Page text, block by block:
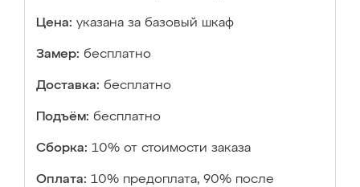
Цена: указана за базовый шкаф
Замер: бесплатно
Доставка: бесплатно
Подъём: бесплатно
Сборка: 10% от стоимости заказа
Оплата: 10% предоплата, 90% после